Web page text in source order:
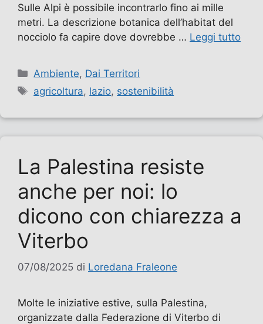
Sulle Alpi è possibile incontrarlo fino ai mille
metri. La descrizione botanica dell’habitat del
nocciolo fa capire dove dovrebbe … Leggi tutto
Categorie
Ambiente, Dai Territori
Tag
agricoltura, lazio, sostenibilità
La Palestina resiste
anche per noi: lo
dicono con chiarezza a
Viterbo
07/08/2025 di Loredana Fraleone
Molte le iniziative estive, sulla Palestina,
organizzate dalla Federazione di Viterbo di